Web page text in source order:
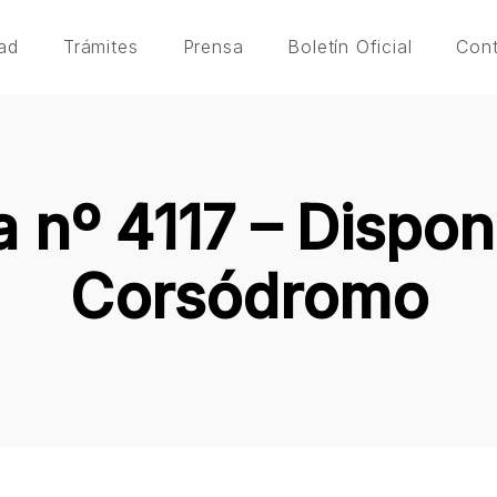
Trámites Prensa Boletín Oficial
nº 4117 –
Corsódromo